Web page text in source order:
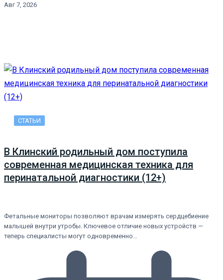
Авг 7, 2026
СТАТЬИ
В Клинский родильный дом поступила
современная медицинская техника для
перинатальной диагностики (12+)
Фетальные мониторы позволяют врачам измерять сердцебиение
малышей внутри утробы. Ключевое отличие новых устройств —
теперь специалисты могут одновременно…